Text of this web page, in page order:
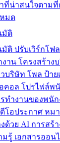
ที่น่าสนใจตาม
มด
มัติ
มัติ ปรับเวิร์กโฟ
าน โครงสร้างบ
บริษัท โพล ป้า
คอล โปรไฟล์พ
ทำงานของพนั
โอประกาศ ห
งด้วย AI การส
รู้ เอกสารออน